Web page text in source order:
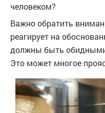
человеком?
Важно обратить
реагирует на
должны быть обидными
Это может многое